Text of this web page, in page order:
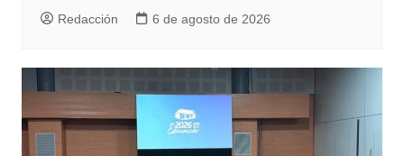
Redacción 6 de agosto de 2026